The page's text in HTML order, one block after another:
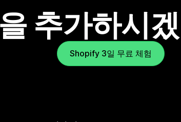
추가하시
Shopify 3일 무료 체험